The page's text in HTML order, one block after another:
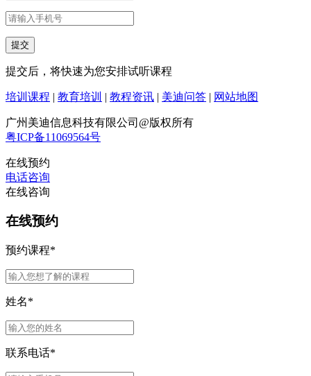
提交后，将快速为您安排试听课程
培训课程 | 教育培训 | 教程资讯 | 美迪问答 | 网站地图
广州美迪信息科技有限公司@版权所有
粤ICP备11069564号
在线预约
电话咨询
在线咨询
在线预约
预约课程*
姓名*
联系电话*